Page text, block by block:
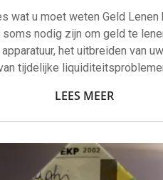
wat u moet weten Geld
nodig zijn om geld te
het uitbreiden van
tijdelijke
LEES MEER